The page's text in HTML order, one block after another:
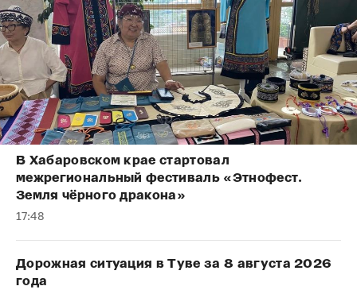
В Хабаровском крае стартовал
межрегиональный фестиваль «Этнофест.
Земля чёрного дракона»
17:48
Дорожная ситуация в Туве за 8 августа 2026
года